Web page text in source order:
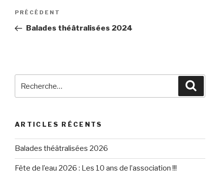
Navigation
l’article
Article
précédent
PRÉCÉDENT
Balades théâtralisées 2024
ARTICLES RÉCENTS
Balades théâtralisées 2026
Fête de l’eau 2026 : Les 10 ans de l’association !!!